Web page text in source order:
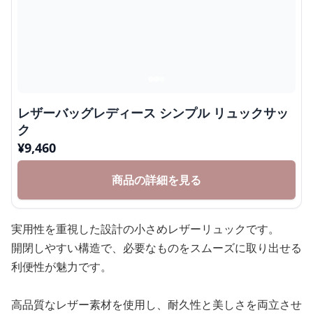
レザーバッグレディース シンプル リュックサッ
ク
¥9,460
商品の詳細を見る
実用性を重視した設計の小さめレザーリュックです。
開閉しやすい構造で、必要なものをスムーズに取り出せる
利便性が魅力です。
高品質なレザー素材を使用し、耐久性と美しさを両立させ